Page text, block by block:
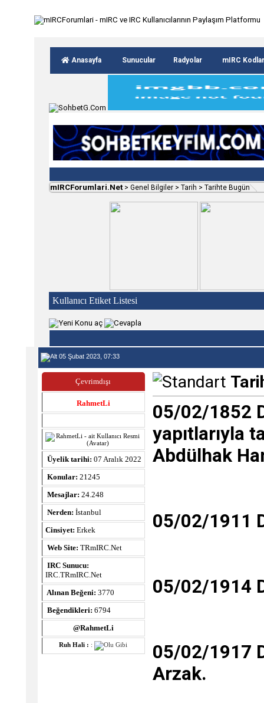
Anasayfa Sunucular Radyolar mIRC Kodlar
mIRCForumlari.Net > Genel Bilgiler > Tarih > Tarihte Bugün
Kullanıcı Etiket Listesi
05 Şubat 2023, 07:33
Çevrimdışı
RahmetLi
Üyelik tarihi: 07 Aralık 2022
Konular: 21245
Mesajlar: 24.248
Nerden: İstanbul
Cinsiyet: Erkek
Web Site: TRmIRC.Net
IRC Sunucu:
IRC.TRmIRC.Net
Alınan Beğeni: 3770
Beğendikleri: 6794
@RahmetLi
Ruh Hali : :
05/02/1852
yapıtlarıyla
Abdülhak
05/02/1911
05/02/1914
05/02/1917
Arzak.